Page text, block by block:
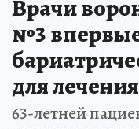
Врачи
№3
для
63-летней